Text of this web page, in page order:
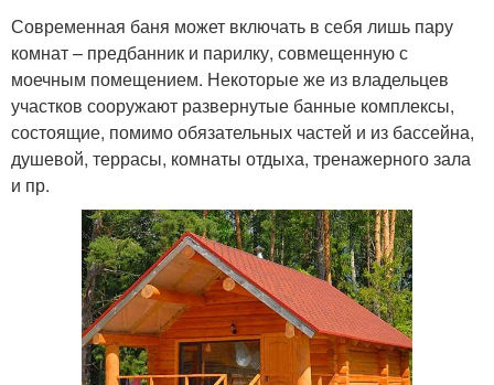
Современная баня может включать в себя лишь пару
комнат – предбанник и парилку, совмещенную с
моечным помещением. Некоторые же из владельцев
участков сооружают развернутые банные комплексы,
состоящие, помимо обязательных частей и из бассейна,
душевой, террасы, комнаты отдыха, тренажерного зала
и пр.